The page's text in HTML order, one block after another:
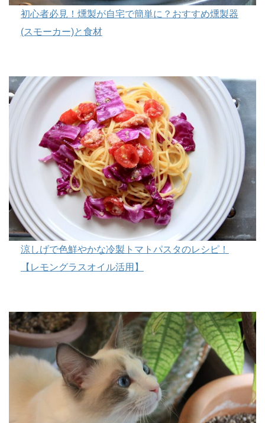
初心者必見！燻製が自宅で簡単に？おすすめ燻製器
(スモーカー)と食材
涼しげで色鮮やかな冷製トマトパスタのレシピ！
【レモングラスオイル活用】